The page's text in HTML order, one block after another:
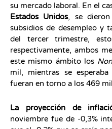
su mercado laboral. En el
Estados Unidos, se
subsidios de desempleo y
del tercer trimestre,
respectivamente, ambos
este mismo ámbito los
mil, mientras se
fueran en torno a los 469
La proyección de
noviembre fue de -0,3%